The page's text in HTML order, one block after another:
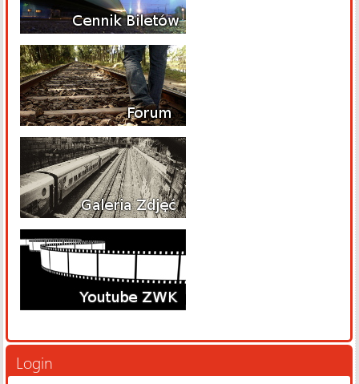
Login